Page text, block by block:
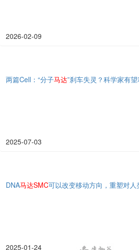
2026-02-09
两篇Cell：“分子马达”刹车失灵？科学家有
2025-07-03
DNA马达SMC可以改变移动方向，重塑对
2025-01-24